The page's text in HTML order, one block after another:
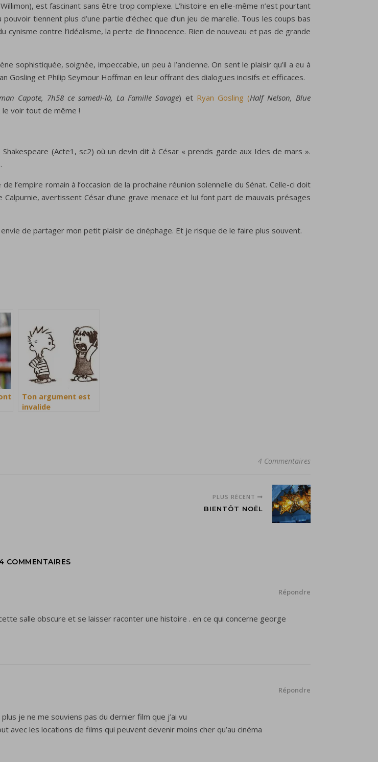
est fascinant sans être trop complexe. L’histoire en elle-même n’est pourtant
tiennent plus d’une partie d’échec que d’un jeu de marelle. Tous les coups bas
contre l’idéalisme, la perte de l’innocence. Rien de nouveau et pas de grande
sophistiquée, soignée, impeccable, un peu à l’ancienne. On sent le plaisir qu’il a eu à
et Philip Seymour Hoffman en leur offrant des dialogues incisifs et efficaces.
Capote, 7h58 ce samedi-là,La Famille Savage) et Ryan Gosling (Half Nelson, Blue
le voir tout de même !
(Acte1, sc2) où un devin dit à César « prends garde aux Ides de mars ».
l’empire romain à l’occasion de la prochaine réunion solennelle du Sénat. Celle-ci doit
avertissent César d’une grave menace et lui font part de mauvais présages
envie de partager mon petit plaisir de cinéphage. Et je risque de le faire plus souvent.
Ton argument est
invalide
4 Commentaires
PLUS RÉCENT
BIENTÔT NOËL
COMMENTAIRES
Répondre
salle obscure et se laisser raconter une histoire . en ce qui concerne george
Répondre
je ne me souviens pas du dernier film que j’ai vu
avec les locations de films qui peuvent devenir moins cher qu’au cinéma